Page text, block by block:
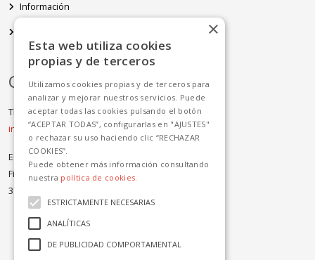
Información
Contacto
Tlf: +34 923 124 093
info.salamanca@avanzagrupo.com
Estación de Autobuses
Filiberto Villalobos, 71-75
37007 Salamanca
Esta web utiliza cookies
propias y de terceros
Utilizamos cookies propias y de terceros para
analizar y mejorar nuestros servicios. Puede
aceptar todas las cookies pulsando el botón
“ACEPTAR TODAS”, configurarlas en "AJUSTES"
o rechazar su uso haciendo clic “RECHAZAR
COOKIES”.
Puede obtener más información consultando
nuestra política de cookies.
ESTRICTAMENTE NECESARIAS
ANALÍTICAS
DE PUBLICIDAD COMPORTAMENTAL
×